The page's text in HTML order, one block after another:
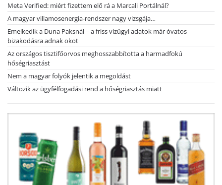
Meta Verified: miért fizettem elő rá a Marcali Portálnál?
A magyar villamosenergia-rendszer nagy vizsgája…
Emelkedik a Duna Paksnál – a friss vízügyi adatok már óvatos
bizakodásra adnak okot
Az országos tisztifőorvos meghosszabbította a harmadfokú
hőségriasztást
Nem a magyar folyók jelentik a megoldást
Változik az ügyfélfogadási rend a hőségriasztás miatt